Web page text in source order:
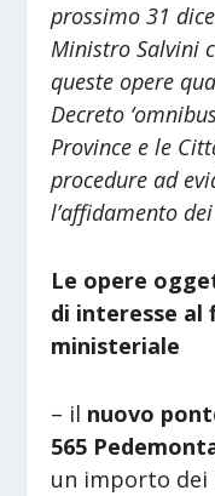
prossimo 31
Ministro Salvini
queste opere
Decreto
Province e le
procedure ad
l’affidamento
Le opere
di interesse al
ministeriale
– il nuovo
565
un importo dei